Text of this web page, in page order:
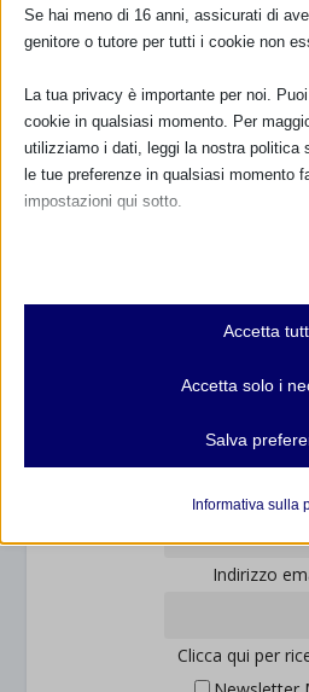
FARMACI IN
GRAVIDANZA
NUMERO
Maggiori
... oppure inserisci
Cognome:
Indirizzo
Clicca qui per
Se hai meno di 16 anni, assicurati di
genitore o tutore per tutti i cookie non
La tua privacy è importante per noi.
cookie in qualsiasi momento. Per
utilizziamo i dati, leggi la nostra politica
le tue preferenze in qualsiasi momento
impostazioni qui sotto.
Essenziali
I cookie e i servizi essenziali
e servizi non richiedono il consenso
Analitici
interagiscono con il nostro sito web.
Mostra
Questa categoria include tutti i
rientrano nelle altre categorie
Accetta
Accetta solo i
Salva
Informativa sulla